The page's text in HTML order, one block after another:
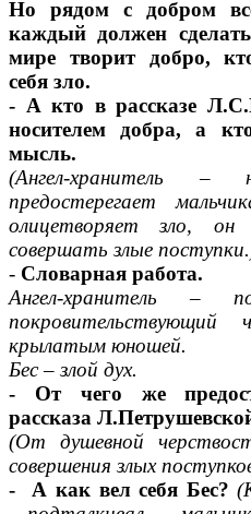
Но рядом с добром
каждый должен
мире творит добро,
себя зло.
- А кто в рассказе
носителем добра, а
мысль.
(Ангел-хранитель
предостерегает
олицетворяет зло, он
совершать злые
- Словарная работа.
Ангел-хранитель –
покровительствующий
крылатым юношей.
Бес – злой дух.
- От чего же
рассказа
(От душевной
совершения злых
- А как вел себя Бес?